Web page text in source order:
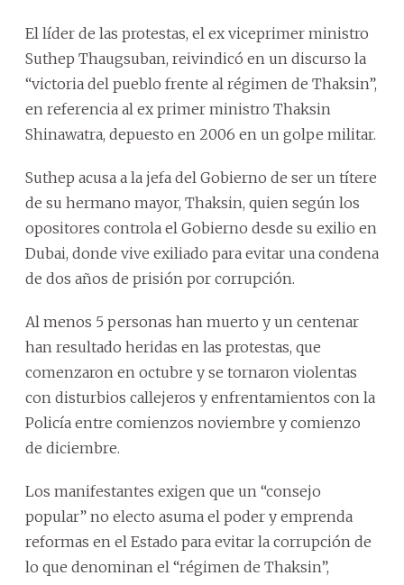
El líder de las protestas, el ex viceprimer ministro
Suthep Thaugsuban, reivindicó en un discurso la
“victoria del pueblo frente al régimen de Thaksin”,
en referencia al ex primer ministro Thaksin
Shinawatra, depuesto en 2006 en un golpe militar.
Suthep acusa a la jefa del Gobierno de ser un títere
de su hermano mayor, Thaksin, quien según los
opositores controla el Gobierno desde su exilio en
Dubai, donde vive exiliado para evitar una condena
de dos años de prisión por corrupción.
Al menos 5 personas han muerto y un centenar
han resultado heridas en las protestas, que
comenzaron en octubre y se tornaron violentas
con disturbios callejeros y enfrentamientos con la
Policía entre comienzos noviembre y comienzo
de diciembre.
Los manifestantes exigen que un “consejo
popular” no electo asuma el poder y emprenda
reformas en el Estado para evitar la corrupción de
lo que denominan el “régimen de Thaksin”,